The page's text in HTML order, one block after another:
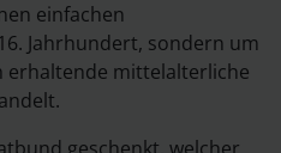
einfachen
Jahrhundert, sondern um
erhaltende mittelalterliche